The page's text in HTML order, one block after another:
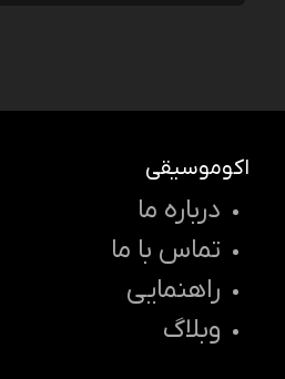
اکوموسیقی
درباره ما
تماس با ما
راهنمایی
وبلاگ